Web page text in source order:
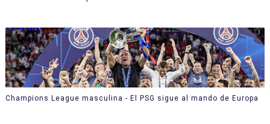
Champions League masculina - El PSG sigue al mando de Europa